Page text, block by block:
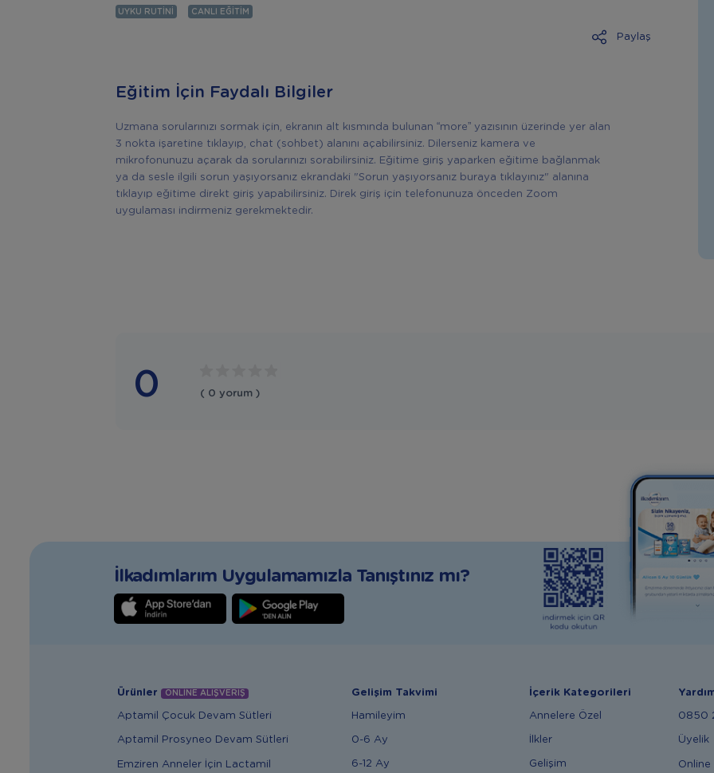
UYKU RUTINI CANLI EĞITIM
Paylaş
Eğitim İçin Faydalı Bilgiler
Uzmana sorularınızı sormak için, ekranın alt kısmında bulunan “more” yazısının üzerinde yer alan
3 nokta işaretine tıklayıp, chat (sohbet) alanını açabilirsiniz. Dilerseniz kamera ve
mikrofonunuzu açarak da sorularınızı sorabilirsiniz. Eğitime giriş yaparken eğitime bağlanmak
ya da sesle ilgili sorun yaşıyorsanız ekrandaki "Sorun yaşıyorsanız buraya tıklayınız" alanına
tıklayıp eğitime direkt giriş yapabilirsiniz. Direk giriş için telefonunuza önceden Zoom
uygulaması indirmeniz gerekmektedir.
0 ( 0 yorum )
İlkadımlarım Uygulamamızla Tanıştınız mı?
Ürünler ONLİNE ALIŞVERİŞ
Aptamil Çocuk Devam Sütleri
Aptamil Prosyneo Devam Sütleri
Emziren Anneler İçin Lactamil
Gelişim Takvimi
Hamileyim
0-6 Ay
6-12 Ay
İçerik Kategorileri
Annelere Özel
İlkler
Gelişim
0850
Üyelik
Online